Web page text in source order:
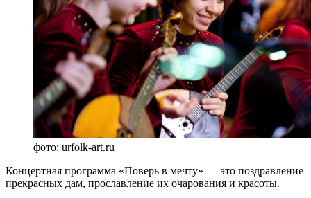
фото: urfolk-art.ru
Концертная программа «Поверь в мечту» — это поздравление
прекрасных дам, прославление их очарования и красоты.